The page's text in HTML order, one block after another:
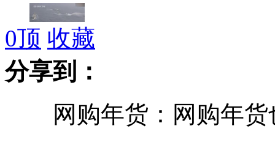
专家：马英九若撤换海巡负责人 会引起台湾民间反弹
炒作“雷达锁定” 日本为渲染中国威胁论
0顶 收藏
分享到：
网购年货：网购年货